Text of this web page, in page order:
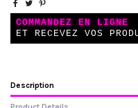
COMMANDEZ EN LIGNE
ET RECEVEZ VOS
Description